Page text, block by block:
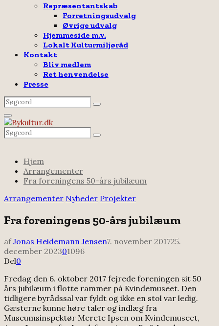
Repræsentantskab
Forretningsudvalg
Øvrige udvalg
Hjemmeside m.v.
Lokalt Kulturmiljøråd
Kontakt
Bliv medlem
Ret henvendelse
Presse
Search
for:
Search
Facebook
Email
Rss
Primary
Menu
Search
for:
Search
Hjem
Arrangementer
Fra foreningens 50-års jubilæum
Arrangementer Nyheder Projekter
Fra foreningens 50-års jubilæum
afJonas Heidemann Jensen7. november 201725.
december 202301096
Del0
Fredag den 6. oktober 2017 fejrede foreningen sit 50
års jubilæum i flotte rammer på Kvindemuseet. Den
tidligere byrådssal var fyldt og ikke en stol var ledig.
Gæsterne kunne høre taler og indlæg fra
Museumsinspektør Merete Ipsen om Kvindemuseet,